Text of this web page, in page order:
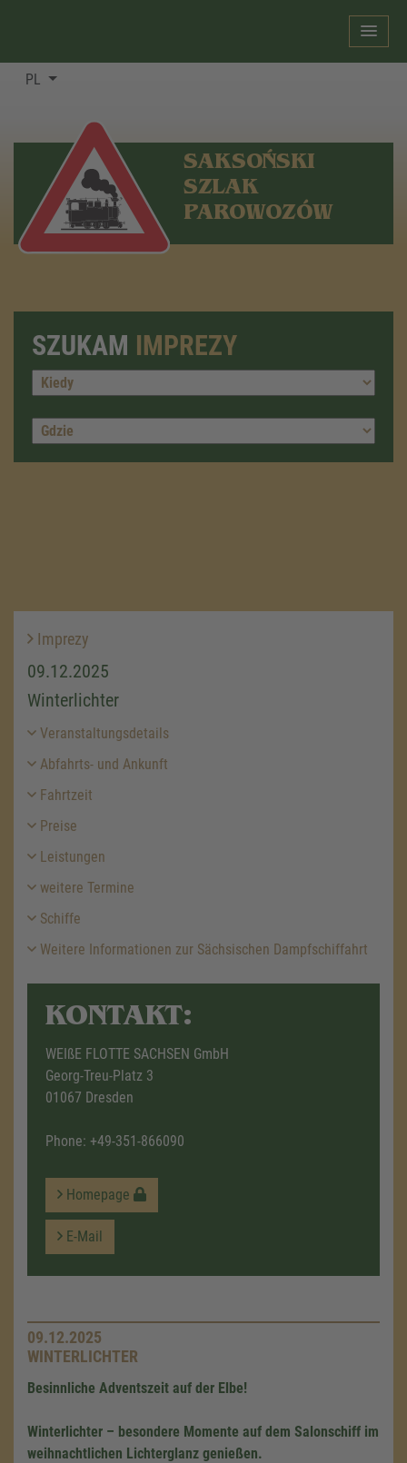
PL
SAKSOŃSKI
SZLAK
PAROWOZÓW
SZUKAM IMPREZY
Imprezy
09.12.2025
Winterlichter
Veranstaltungsdetails
Abfahrts- und Ankunft
Fahrtzeit
Preise
Leistungen
weitere Termine
Schiffe
Weitere Informationen zur Sächsischen Dampfschiffahrt
KONTAKT:
WEIßE FLOTTE SACHSEN GmbH
Georg-Treu-Platz 3
01067 Dresden
Phone: +49-351-866090
Homepage
E-Mail
09.12.2025
WINTERLICHTER
Besinnliche Adventszeit auf der Elbe!
Winterlichter – besondere Momente auf dem Salonschiff im
weihnachtlichen Lichterglanz genießen.